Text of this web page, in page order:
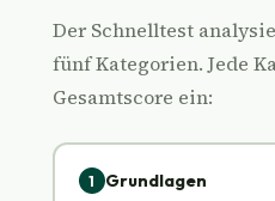
Der Schnelltest
fünf Kategorien. Jede
Gesamtscore ein:
1 Grundlagen